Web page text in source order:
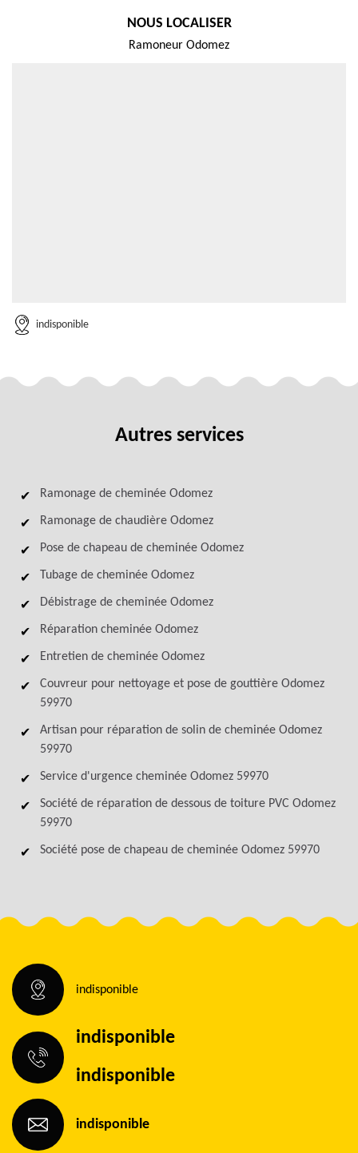
NOUS LOCALISER
Ramoneur Odomez
indisponible
Autres services
Ramonage de cheminée Odomez
Ramonage de chaudière Odomez
Pose de chapeau de cheminée Odomez
Tubage de cheminée Odomez
Débistrage de cheminée Odomez
Réparation cheminée Odomez
Entretien de cheminée Odomez
Couvreur pour nettoyage et pose de gouttière Odomez
59970
Artisan pour réparation de solin de cheminée Odomez
59970
Service d'urgence cheminée Odomez 59970
Société de réparation de dessous de toiture PVC Odomez
59970
Société pose de chapeau de cheminée Odomez 59970
indisponible
indisponible
indisponible
indisponible